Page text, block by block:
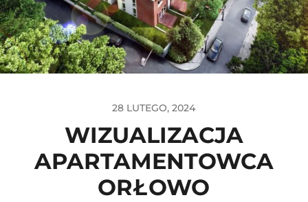
28 LUTEGO, 2024
WIZUALIZACJA
APARTAMENTOWCA
ORŁOWO